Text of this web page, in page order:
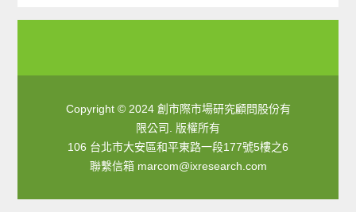
Copyright © 2024 創市際市場研究顧問股份有
限公司. 版權所有
106 台北市大安區和平東路一段177號5樓之6
聯繫信箱 marcom@ixresearch.com